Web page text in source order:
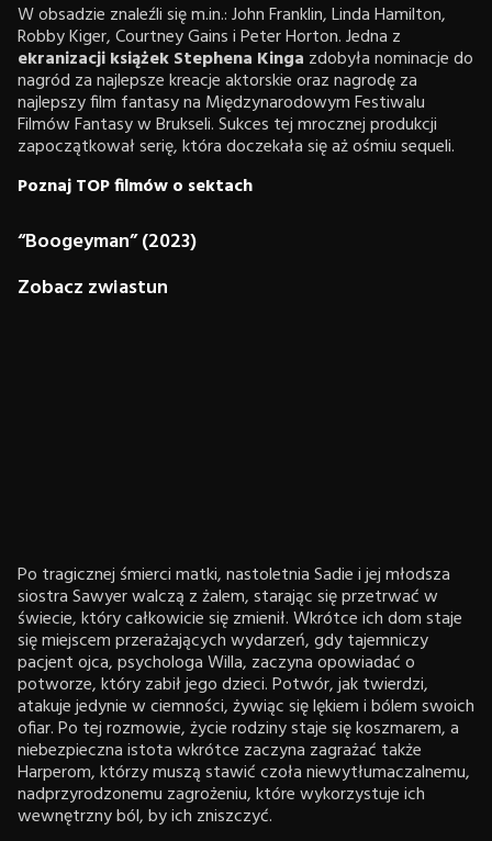
W obsadzie znaleźli się m.in.: John Franklin, Linda Hamilton,
Robby Kiger, Courtney Gains i Peter Horton. Jedna z
ekranizacji książek Stephena Kinga zdobyła nominacje do
nagród za najlepsze kreacje aktorskie oraz nagrodę za
najlepszy film fantasy na Międzynarodowym Festiwalu
Filmów Fantasy w Brukseli. Sukces tej mrocznej produkcji
zapoczątkował serię, która doczekała się aż ośmiu sequeli.
Poznaj TOP filmów o sektach
“Boogeyman” (2023)
Zobacz zwiastun
Po tragicznej śmierci matki, nastoletnia Sadie i jej młodsza
siostra Sawyer walczą z żalem, starając się przetrwać w
świecie, który całkowicie się zmienił. Wkrótce ich dom staje
się miejscem przerażających wydarzeń, gdy tajemniczy
pacjent ojca, psychologa Willa, zaczyna opowiadać o
potworze, który zabił jego dzieci. Potwór, jak twierdzi,
atakuje jedynie w ciemności, żywiąc się lękiem i bólem swoich
ofiar. Po tej rozmowie, życie rodziny staje się koszmarem, a
niebezpieczna istota wkrótce zaczyna zagrażać także
Harperom, którzy muszą stawić czoła niewytłumaczalnemu,
nadprzyrodzonemu zagrożeniu, które wykorzystuje ich
wewnętrzny ból, by ich zniszczyć.